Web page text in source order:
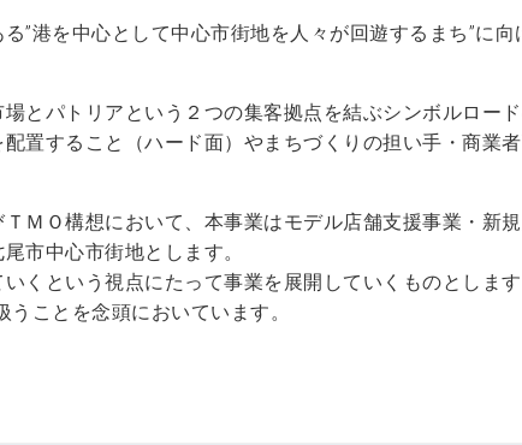
”港を中心として中心市街地を人々が回遊するまち”に
とパトリアという２つの集客拠点を結ぶシンボルロー
置すること（ハード面）やまちづくりの担い手・商業
ＭＯ構想において、本事業はモデル店舗支援事業・新
市中心市街地とします。
くという視点にたって事業を展開していくものとしま
ことを念頭においています。